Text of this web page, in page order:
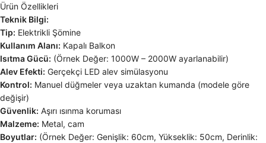
Ürün Özellikleri
Teknik Bilgi:
Tip: Elektrikli Şömine
Kullanım Alanı: Kapalı Balkon
Isıtma Gücü: (Örnek Değer: 1000W – 2000W ayarlanabilir)
Alev Efekti: Gerçekçi LED alev simülasyonu
Kontrol: Manuel düğmeler veya uzaktan kumanda (modele göre
değişir)
Güvenlik: Aşırı ısınma koruması
Malzeme: Metal, cam
Boyutlar: (Örnek Değer: Genişlik: 60cm, Yükseklik: 50cm, Derinlik: